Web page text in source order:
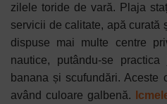
zilele toride de vară. Plaja
servicii de calitate, apă curată
dispuse mai multe centre
nautice, putându-se
banana și scufundări. Aceste
având culoare galbenă.